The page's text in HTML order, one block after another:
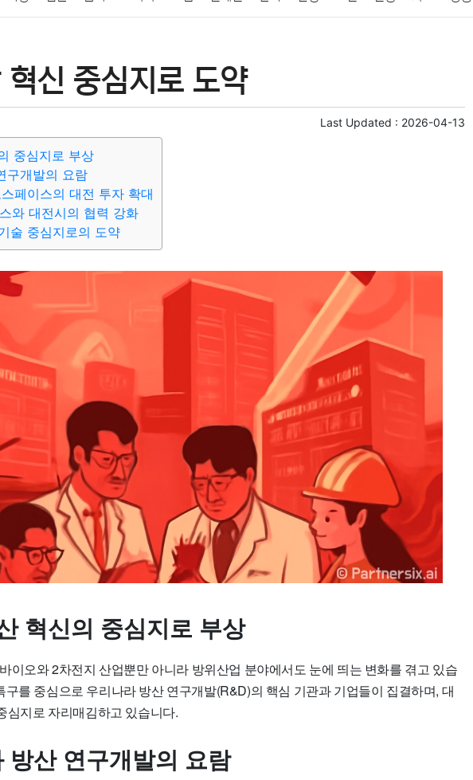
정치 건강 의료 의학 경제 마케팅
혁신 중심지로 도약
Last Updated : 2026-04-13
중심지로 부상
구개발의 요람
페이스의 대전 투자 확대
와 대전시의 협력 강화
술 중심지로의 도약
혁신의 중심지로 부상
이오와 2차전지 산업뿐만 아니라 방위산업 분야에서도 눈에 띄는 변화를 겪고 있습
구를 중심으로 우리나라 방산 연구개발(R&D)의 핵심 기관과 기업들이 집결하며, 대
심지로 자리매김하고 있습니다.
방산 연구개발의 요람